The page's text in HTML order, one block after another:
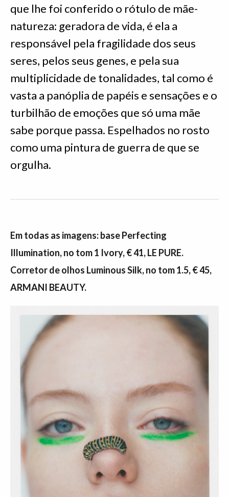
que lhe foi conferido o rótulo de mãe-
natureza: geradora de vida, é ela a
responsável pela fragilidade dos seus
seres, pelos seus genes, e pela sua
multiplicidade de tonalidades, tal como é
vasta a panóplia de papéis e sensações e o
turbilhão de emoções que só uma mãe
sabe porque passa. Espelhados no rosto
como uma pintura de guerra de que se
orgulha.
Em todas as imagens: base Perfecting
Illumination, no tom 1 Ivory, € 41, LE PURE.
Corretor de olhos Luminous Silk, no tom 1.5, € 45,
ARMANI BEAUTY.